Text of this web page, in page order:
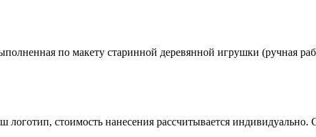
по макету старинной деревянной игрушки (ручная
стоимость нанесения рассчитывается индивидуально.